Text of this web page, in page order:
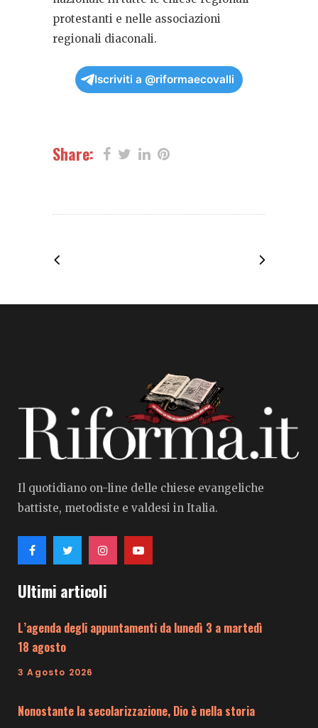
protestanti e nelle associazioni
regionali diaconali.
Iscriviti a @riformaecovalli
Share:
Il quotidiano on-line delle chiese evangeliche
battiste, metodiste e valdesi in Italia.
Ultimi articoli
L’agenda degli appuntamenti da lunedì 3 a martedì
18 agosto
3 Agosto 2026
Nonostante la secolarizzazione, Dio è nella storia